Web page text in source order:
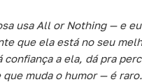
usa All or Nothing — e
que ela está no seu
confiança a ela, dá pra
que muda o humor — é